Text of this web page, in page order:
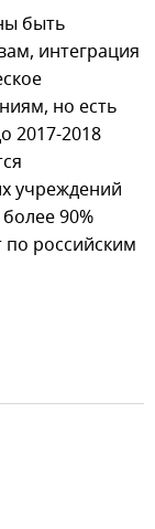
быть
интеграция
но есть
2017-2018
учреждений
90%
российским